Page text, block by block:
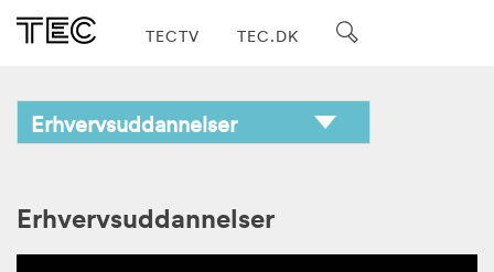
TECTV TEC.DK
Erhvervsuddannelser